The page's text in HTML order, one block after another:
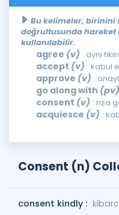
Bu kelimeler, birinini
doğrultusunda hareket
kullanılabilir.
agree (v) : aynı
accept (v) : kabul
approve (v) :
go along with (pv)
consent (v) : rıza
acquiesce (v) :
Consent (n)
consent kindly :